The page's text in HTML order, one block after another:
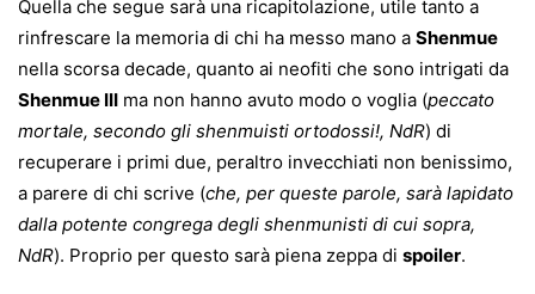
Quella che segue sarà una ricapitolazione, utile tanto a
rinfrescare la memoria di chi ha messo mano a Shenmue
nella scorsa decade, quanto ai neofiti che sono intrigati da
Shenmue III ma non hanno avuto modo o voglia (peccato
mortale, secondo gli shenmuisti ortodossi!, NdR) di
recuperare i primi due, peraltro invecchiati non benissimo,
a parere di chi scrive (che, per queste parole, sarà lapidato
dalla potente congrega degli shenmunisti di cui sopra,
NdR). Proprio per questo sarà piena zeppa di spoiler.